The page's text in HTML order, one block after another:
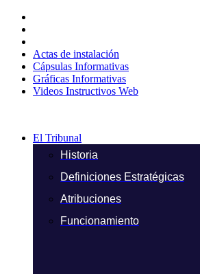
contenido
Actas de instalación
Cápsulas Informativas
Gráficas Informativas
Videos Instructivos Web
El Tribunal
Historia
Definiciones Estratégicas
Atribuciones
Funcionamiento